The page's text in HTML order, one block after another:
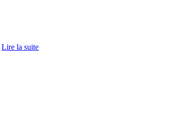
Lire la suite